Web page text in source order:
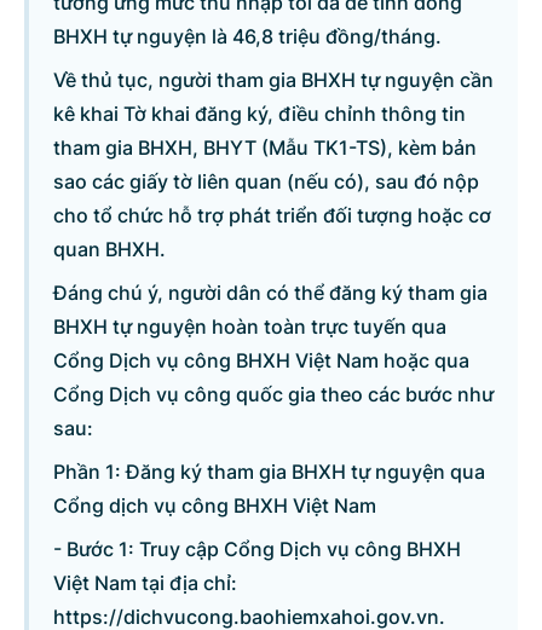
Hỏi đáp về tuyển sinh 2026
Câu hỏi thường gặp về đấu thầu
© CỔNG THÔNG TIN ĐIỆN TỬ CHÍNH PHỦ
Tổng Giám đốc: Nguyễn Hồng Sâm
Trụ sở: 16 Lê Hồng Phong - Ba Đình - Hà Nội.
Email: thongtinchinhphu@chinhphu.vn.
Cổng TTĐT Chính phủ
Văn phòng Chính phủ
BHXH tự nguyện là 46,8 triệu đồng/tháng.
Về thủ tục, người tham gia BHXH tự nguyện cần
kê khai Tờ khai đăng ký, điều chỉnh thông tin
tham gia BHXH, BHYT (Mẫu TK1-TS), kèm bản
sao các giấy tờ liên quan (nếu có), sau đó nộp
cho tổ chức hỗ trợ phát triển đối tượng hoặc cơ
quan BHXH.
Đáng chú ý, người dân có thể đăng ký tham gia
BHXH tự nguyện hoàn toàn trực tuyến qua
Cổng Dịch vụ công BHXH Việt Nam hoặc qua
Cổng Dịch vụ công quốc gia theo các bước như
sau:
Phần 1: Đăng ký tham gia BHXH tự nguyện qua
Cổng dịch vụ công BHXH Việt Nam
- Bước 1: Truy cập Cổng Dịch vụ công BHXH
Việt Nam tại địa chỉ:
https://dichvucong.baohiemxahoi.gov.vn.